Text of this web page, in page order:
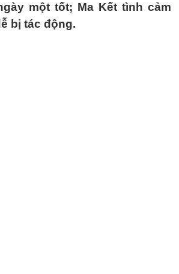
một tốt; Ma Kết tình cảm
bị tác động.